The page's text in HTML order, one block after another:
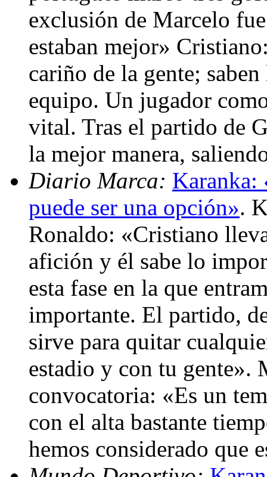
exclusión de Marcelo
estaban mejor»
cariño de la gente;
equipo. Un jugador
vital. Tras el partido de
la mejor manera,
Diario Marca: Karanka:
puede ser una opción».
Ronaldo: «Cristiano
afición y él sabe lo
esta fase en la que
importante. El partido,
sirve para quitar
estadio y con tu gente».
convocatoria: «Es un
con el alta bastante
hemos considerado que